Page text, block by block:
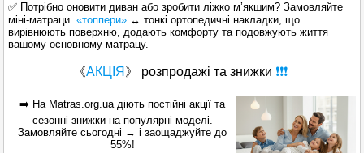
✅ Потрібно оновити диван або зробити ліжко м’якшим? Замовляйте
міні-матраци«топпери» ↔ тонкі ортопедичні накладки, що
вирівнюють поверхню, додають комфорту та подовжують життя
вашому основному матрацу.
《АКЦІЯ 》 розпродажі та знижки ❗❗❗
➡️ На Matras.org.ua діють постійні акції та
сезонні знижки на популярні моделі.
Замовляйте сьогодні → і заощаджуйте до
55%!